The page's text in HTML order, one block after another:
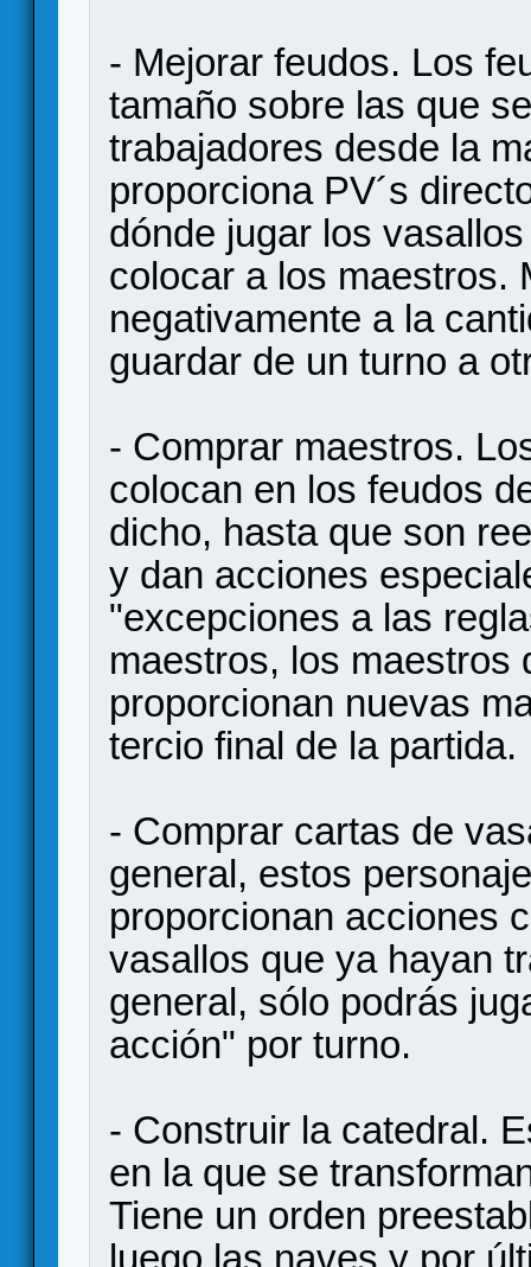
- Mejorar feudos. Los
tamaño sobre las que
trabajadores desde la
proporciona PV´s
dónde jugar los
colocar a los maestros.
negativamente a la
guardar de un turno a
- Comprar maestros.
colocan en los feudos
dicho, hasta que son
y dan acciones
"excepciones a las
maestros, los maestros
proporcionan nuevas
tercio final de la partida.
- Comprar cartas de
general, estos
proporcionan acciones
vasallos que ya hayan
general, sólo podrás
acción" por turno.
- Construir la catedral.
en la que se
Tiene un orden
luego las naves y por